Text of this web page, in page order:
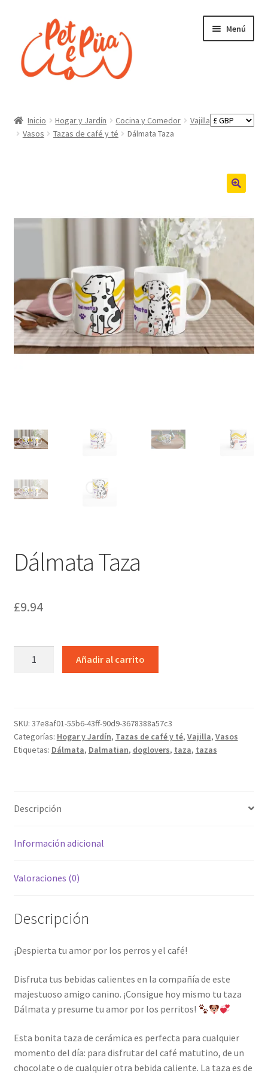
navegación
contenido
Menú
¿Quienes somos?
Política de envíos, pedidos y devoluciones
Política de privacidad
Inicio Hogar y Jardín Cocina y Comedor
Vajilla
Vasos
Tazas de café y té Dálmata Taza
Dálmata Taza
£9.94
Añadir al carrito
SKU: 37e8af01-55b6-43ff-90d9-3678388a57c3
Categorías: Hogar y Jardín, Tazas de café y té, Vajilla, Vasos
Etiquetas: Dálmata, Dalmatian, doglovers, taza, tazas
Descripción
Información adicional
Valoraciones (0)
Descripción
¡Despierta tu amor por los perros y el café!
Disfruta tus bebidas calientes en la compañía de este
majestuoso amigo canino. ¡Consigue hoy mismo tu taza
Dálmata y presume tu amor por los perritos!
Esta bonita taza de cerámica es perfecta para cualquier
momento del día: para disfrutar del café matutino, de un
chocolate o de cualquier otra bebida caliente. La taza es de